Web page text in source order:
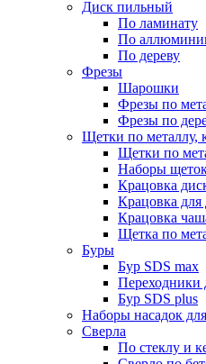
Диск пильный
По ламинату
По
По дереву
Фрезы
Шарошки
Фрезы по
Фрезы по
Щетки по металлу,
Щетки по
Наборы
Крацовка
Крацовка для
Крацовка
Щетка по
Буры
Бур SDS max
Переходники
Бур SDS plus
Наборы насадок
Сверла
По стеклу и